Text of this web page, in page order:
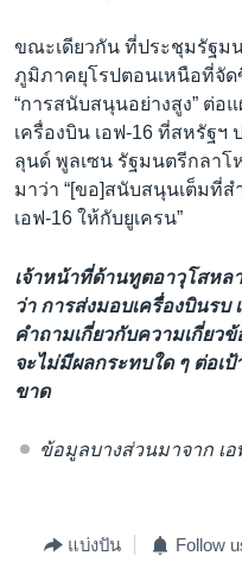
ขณะเดียวกัน ที่ประชุมรัฐม
ภูมิภาคยุโรปตอนเหนือที่จั
“การสนับสนุนอย่างสูง” ต่อ
เครื่องบิน เอฟ-16 ที่สหรัฐฯ
ลุนด์ พูลเซน รัฐมนตรีกลา
มาว่า “[ขอ]สนับสนุนเต็มที่
เอฟ-16 ให้กับยูเครน”
เจ้าหน้าที่ด้านทูตอาวุโสหล
ว่า การส่งมอบเครื่องบินรบ
คำถามเกี่ยวกับความเกี่ยว
จะไม่มีผลกระทบใด ๆ ต่อเ
ขาด
ข้อมูลบางส่วนมาจาก เอ
แบ่งปัน Follow